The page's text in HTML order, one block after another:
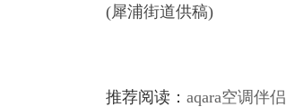
(犀浦街道供稿)
推荐阅读： aqara空调伴侣